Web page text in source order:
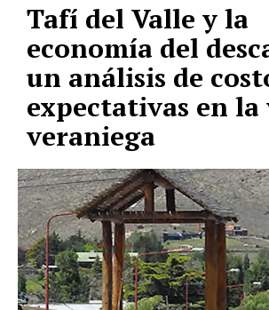
Tafí del Valle y la
economía del
un análisis de
expectativas en
veraniega